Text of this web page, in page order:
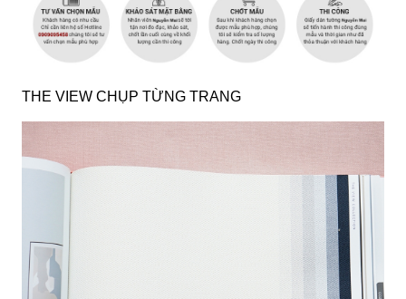
THE VIEW CHỤP TỪNG TRANG